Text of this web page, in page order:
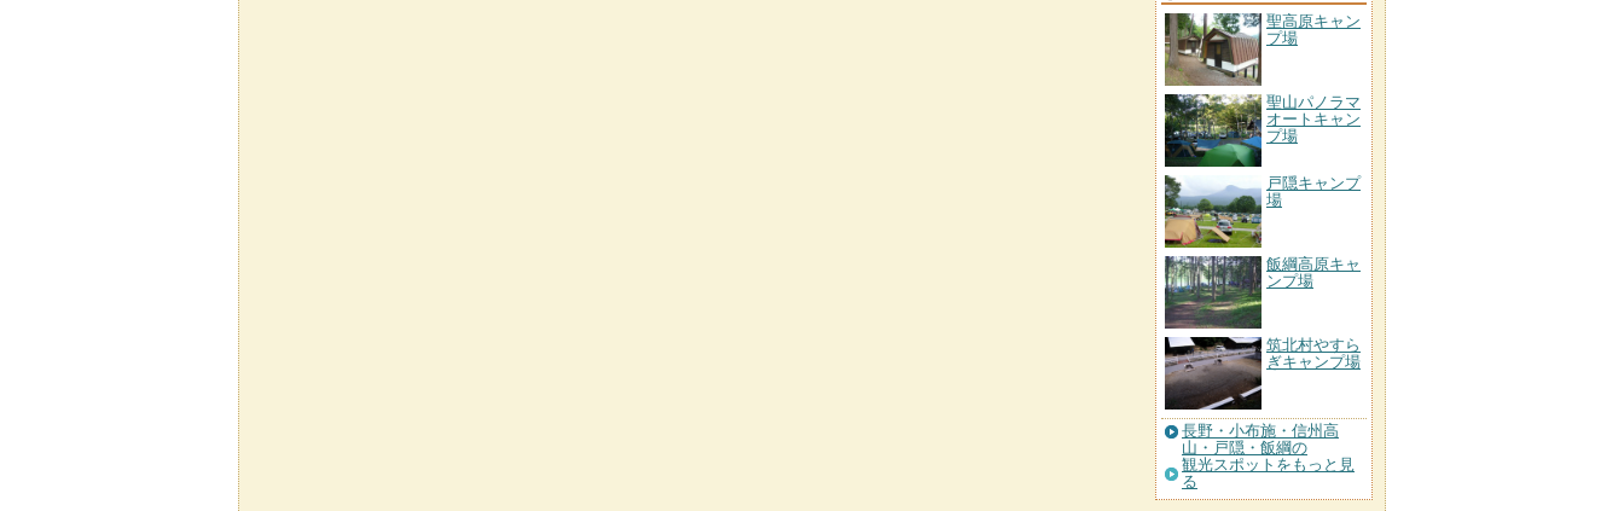
聖高原キャン
プ場
聖山パノラマ
オートキャン
プ場
戸隠キャンプ
場
飯綱高原キャ
ンプ場
筑北村やすら
ぎキャンプ場
長野・小布施・信州高
山・戸隠・飯綱の
観光スポットをもっと見
る